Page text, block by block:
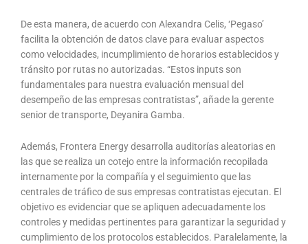
De esta manera, de acuerdo con Alexandra Celis, ‘Pegaso’
facilita la obtención de datos clave para evaluar aspectos
como velocidades, incumplimiento de horarios establecidos y
tránsito por rutas no autorizadas. “Estos inputs son
fundamentales para nuestra evaluación mensual del
desempeño de las empresas contratistas”, añade la gerente
senior de transporte, Deyanira Gamba.
Además, Frontera Energy desarrolla auditorías aleatorias en
las que se realiza un cotejo entre la información recopilada
internamente por la compañía y el seguimiento que las
centrales de tráfico de sus empresas contratistas ejecutan. El
objetivo es evidenciar que se apliquen adecuadamente los
controles y medidas pertinentes para garantizar la seguridad y
cumplimiento de los protocolos establecidos. Paralelamente, la